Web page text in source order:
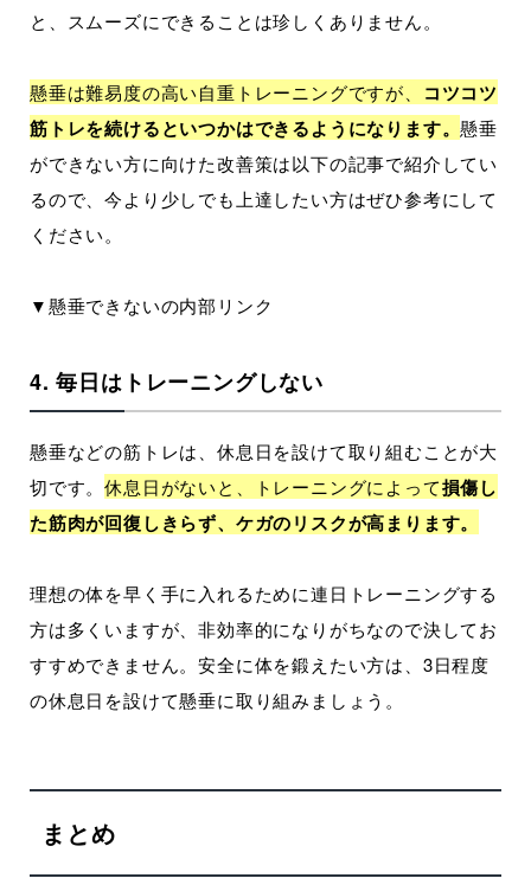
と、スムーズにできることは珍しくありません。
懸垂は難易度の高い自重トレーニングですが、
コツコツ
筋トレを続けるといつかはできるようになります。懸垂
ができない方に向けた改善策は以下の記事で紹介してい
るので、今より少しでも上達したい方はぜひ参考にして
ください。
▼懸垂できないの内部リンク
4. 毎日はトレーニングしない
懸垂などの筋トレは、休息日を設けて取り組むことが大
切です。休息日がないと、トレーニングによって損傷し
た筋肉が回復しきらず、ケガのリスクが高まります。
理想の体を早く手に入れるために連日トレーニングする
方は多くいますが、非効率的になりがちなので決してお
すすめできません。安全に体を鍛えたい方は、3日程度
の休息日を設けて懸垂に取り組みましょう。
まとめ